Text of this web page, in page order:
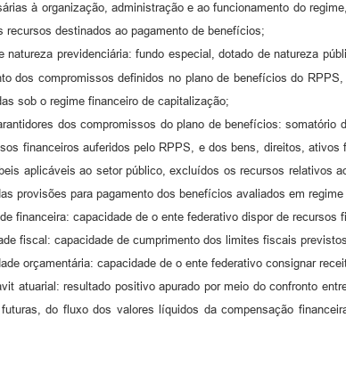
à organização, administração e ao funcionamento do
recursos destinados ao pagamento de benefícios;
natureza previdenciária: fundo especial, dotado de natureza
dos compromissos definidos no plano de benefícios do
sob o regime financeiro de capitalização;
dos compromissos do plano de benefícios:
financeiros auferidos pelo RPPS, e dos bens, direitos,
aplicáveis ao setor público, excluídos os recursos relativos
provisões para pagamento dos benefícios avaliados em
financeira: capacidade de o ente federativo dispor de
fiscal: capacidade de cumprimento dos limites fiscais
orçamentária: capacidade de o ente federativo consignar
atuarial: resultado positivo apurado por meio do confronto
do fluxo dos valores líquidos da compensação